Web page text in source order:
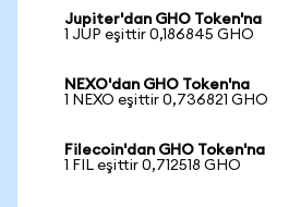
Jupiter'dan GHO Token'na
1 JUP eşittir 0,186845 GHO
NEXO'dan GHO Token'na
1 NEXO eşittir 0,736821 GHO
Filecoin'dan GHO Token'na
1 FIL eşittir 0,712518 GHO